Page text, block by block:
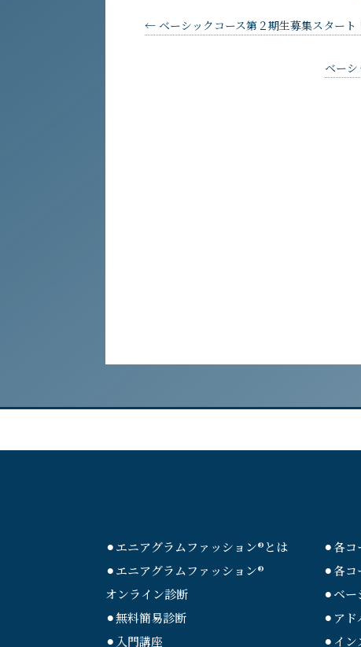
←ベーシックコース第２期生募集スター
ベー
⚫︎エニアグラムファッション®︎とは
⚫︎エニアグラムファッション®︎
オンライン診断
⚫︎無料簡易診断
⚫︎入門講座
⚫︎各
⚫︎各
⚫︎ベ
⚫︎ア
⚫︎イ